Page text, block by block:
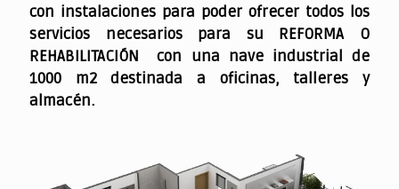
con instalaciones para poder ofrecer todos los
servicios necesarios para su REFORMA O
REHABILITACIÓN con una nave industrial de
1000 m2 destinada a oficinas, talleres y
almacén.